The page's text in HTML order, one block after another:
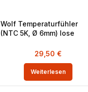
Wolf Temperaturfühler
(NTC 5K, Ø 6mm) lose
29,50 €
Weiterlesen